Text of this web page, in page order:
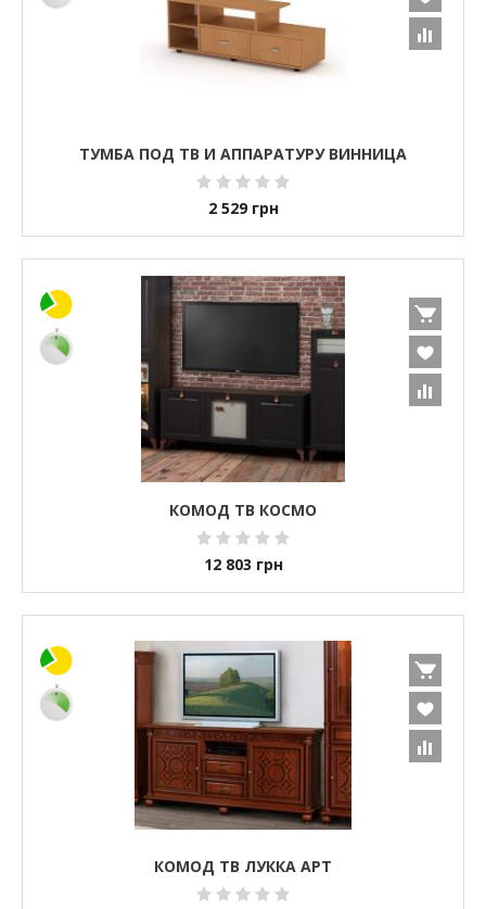
ТУМБА ПОД ТВ И АППАРАТУРУ ВИННИЦА
2 529 грн
КОМОД ТВ КОСМО
12 803 грн
КОМОД ТВ ЛУККА АРТ